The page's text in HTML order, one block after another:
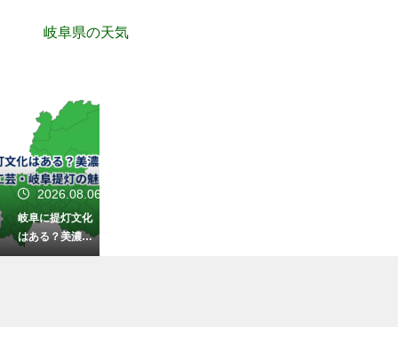
岐阜県の天気
2026.08.06
岐阜に提灯文化
はある？美濃和
紙が支える伝統